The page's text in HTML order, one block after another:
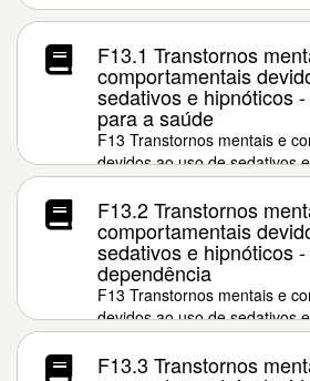
F13.1 Transtornos
comportamentais
sedativos e hipnóticos
para a saúde
F13 Transtornos mentais e
devidos ao uso de sedativos
F13.2 Transtornos
comportamentais
sedativos e hipnóticos
dependência
F13 Transtornos mentais e
devidos ao uso de sedativos
F13.3 Transtornos